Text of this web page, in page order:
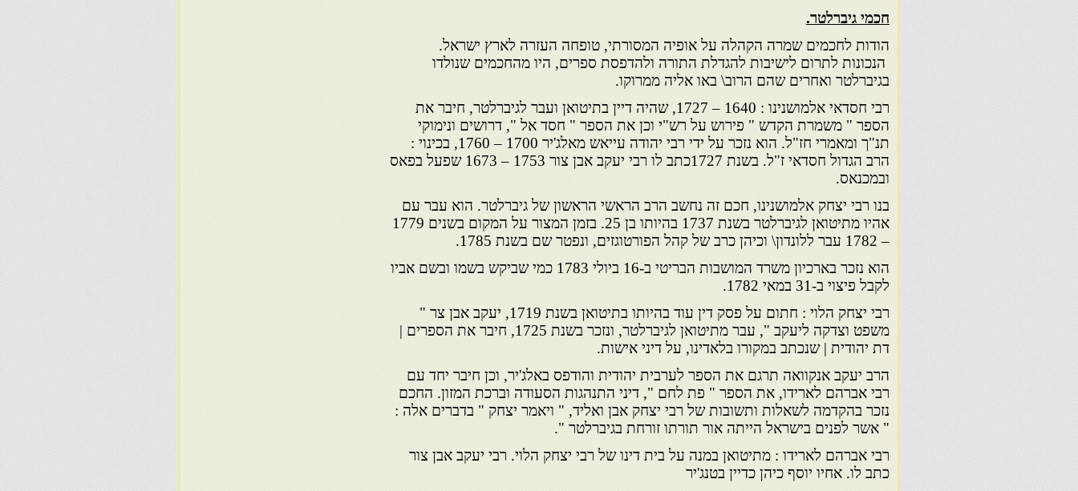
חכמי גיברלטר.
הודות לחכמים שמרה הקהלה על אופיה המסורתי, טופחה העזרה לארץ ישראל.
הנכונות לתרום לישיבות להגדלת התורה ולהדפסת ספרים, היו מהחכמים שנולדו
בגיברלטר ואחרים שהם הרוב\ באו אליה ממרוקו.
רבי חסדאי אלמושנינו : 1640 – 1727, שהיה דיין בתיטואן ועבר לגיברלטר, חיבר את
הספר " משמרת הקדש " פירוש על רש"י וכן את הספר " חסד אל ", דרושים ונימוקי
תנ"ך ומאמרי חז"ל. הוא נזכר על ידי רבי יהודה עייאש מאלג'יר 1700 – 1760, בכינוי :
הרב הגדול חסדאי ז"ל. בשנת 1727כתב לו רבי יעקב אבן צור 1753 – 1673 שפעל בפאס
ובמכנאס.
בנו רבי יצחק אלמושנינו, חכם זה נחשב הרב הראשי הראשון של גיברלטר. הוא עבר עם
אהיו מתיטואן לגיברלטר בשנת 1737 בהיותו בן 25. בזמן המצור על המקום בשנים 1779
– 1782 עבר ללונדון\ וכיהן כרב של קהל הפורטוגזים, ונפטר שם בשנת 1785.
הוא נזכר בארכיון משרד המושבות הבריטי ב-16 ביולי 1783 כמי שביקש בשמו ובשם אביו
לקבל פיצוי ב-31 במאי 1782.
רבי יצחק הלוי : חתום על פסק דין עוד בהיותו בתיטואן בשנת 1719, יעקב אבן צר "
משפט וצדקה ליעקב ", עבר מתיטואן לגיברלטר, ונזכר בשנת 1725, חיבר את הספרים |
דת יהודית | שנכתב במקורו בלאדינו, על דיני אישות.
הרב יעקב אנקוואה תרגם את הספר לערבית יהודית והודפס באלג'יר, וכן חיבר יחד עם
רבי אברהם לארידו, את הספר " פת לחם ", דיני התנהגות הסעודה וברכת המזון. החכם
נזכר בהקדמה לשאלות ותשובות של רבי יצחק אבן ואליד, " ויאמר יצחק " בדברים אלה :
" אשר לפנים בישראל הייתה אור תורתו זורחת בגיברלטר ".
רבי אברהם לארידו : מתיטואן במנה על בית דינו של רבי יצחק הלוי. רבי יעקב אבן צור
כתב לו. אחיו יוסף כיהן כדיין בטנג'יר